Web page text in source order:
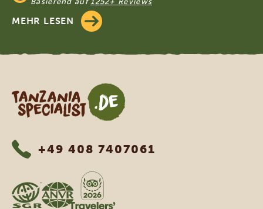
MEHR LESEN
Tanzania Specialist
+49 408 7407061